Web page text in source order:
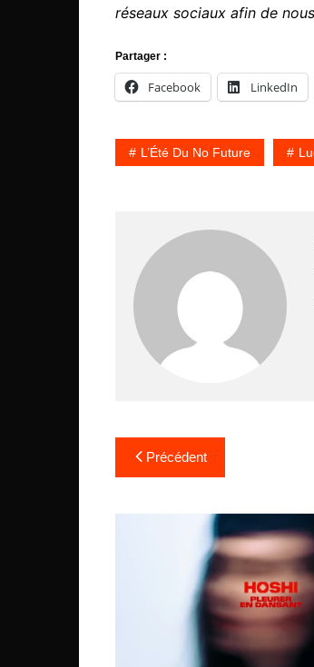
réseaux sociaux afin de
Partager :
Facebook LinkedIn
L’Été Du No Future
Navigation
de
l’article
Précédent